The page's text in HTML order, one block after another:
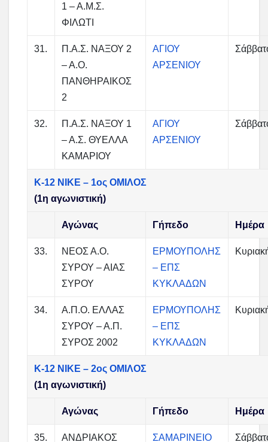
1 – Α.Μ.Σ.
ΦΙΛΩΤΙ
31.
Π.Α.Σ. ΝΑΞΟΥ 2
– Α.Ο.
ΠΑΝΘΗΡΑΙΚΟΣ
2
ΑΓΙΟΥ
ΑΡΣΕΝΙΟΥ
32.
Π.Α.Σ. ΝΑΞΟΥ 1
– Α.Σ. ΘΥΕΛΛΑ
ΚΑΜΑΡΙΟΥ
ΑΓΙΟΥ
ΑΡΣΕΝΙΟΥ
Κ-12 ΝΙΚΕ – 1ος ΟΜΙΛΟΣ
(1η αγωνιστική)
Αγώνας Γήπεδο Ημέρα
33.
ΝΕΟΣ Α.Ο.
ΣΥΡΟΥ – ΑΙΑΣ
ΣΥΡΟΥ
ΕΡΜΟΥΠΟΛΗΣ
– ΕΠΣ
ΚΥΚΛΑΔΩΝ
34.
Α.Π.Ο. ΕΛΛΑΣ
ΣΥΡΟΥ – Α.Π.
ΣΥΡΟΣ 2002
ΕΡΜΟΥΠΟΛΗΣ
– ΕΠΣ
ΚΥΚΛΑΔΩΝ
Κ-12 ΝΙΚΕ – 2ος ΟΜΙΛΟΣ
(1η αγωνιστική)
Αγώνας Γήπεδο Ημέρα
35.
ΑΝΔΡΙΑΚΟΣ
ΣΑΜΑΡΙΝΕΙΟ